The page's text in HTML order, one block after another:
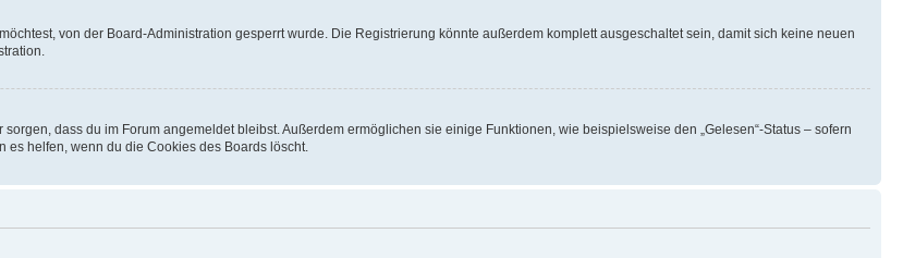
von der Board-Administration gesperrt wurde. Die Registrierung könnte außerdem komplett ausgeschaltet sein, damit sich keine neuen
dass du im Forum angemeldet bleibst. Außerdem ermöglichen sie einige Funktionen, wie beispielsweise den „Gelesen“-Status – sofern
es helfen, wenn du die Cookies des Boards löscht.